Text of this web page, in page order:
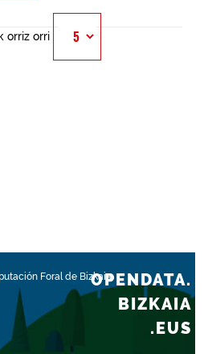
orriz orri
Foral de BizkaiaOPENDATA.
BIZKAIA
.EUS